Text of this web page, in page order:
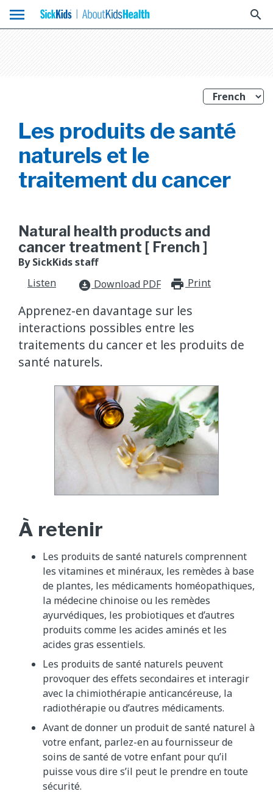
menu search
Les produits de santé
naturels et le
traitement du cancer
Natural health products and
cancer treatment [ French ]
By SickKids staff
Listen
download_for_offline Download PDF Print
Apprenez-en davantage sur les
interactions possibles entre les
traitements du cancer et les produits de
santé naturels.
À retenir
Les produits de santé naturels comprennent
les vitamines et minéraux, les remèdes à base
de plantes, les médicaments homéopathiques,
la médecine chinoise ou les remèdes
ayurvédiques, les probiotiques et d’autres
produits comme les acides aminés et les
acides gras essentiels.
Les produits de santé naturels peuvent
provoquer des effets secondaires et interagir
avec la chimiothérapie anticancéreuse, la
radiothérapie ou d’autres médicaments.
Avant de donner un produit de santé naturel à
votre enfant, parlez-en au fournisseur de
soins de santé de votre enfant pour qu’il
puisse vous dire s’il peut le prendre en toute
sécurité.